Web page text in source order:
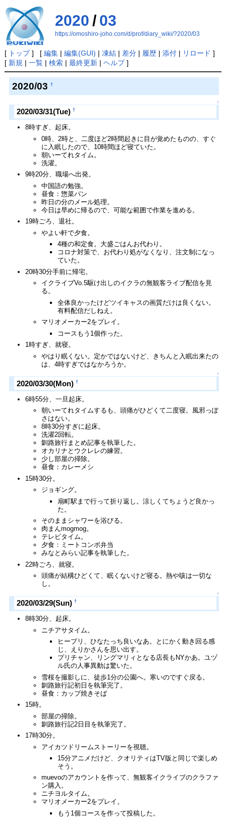
2020 / 03
https://omoshiro-joho.com/d/prof/diary_wiki/?2020/03
[ トップ] [ 編集| 編集(GUI) | 凍結| 差分| 履歴| 添付| リロード ]
[ 新規 | 一覧| 検索| 最終更新| ヘルプ]
2020/03 †
↑
2020/03/31(Tue) †
8時すぎ、起床。
0時、2時と、二度ほど2時間起きに目が覚めたものの、すぐ
に入眠したので、10時間ほど寝ていた。
朝いーてれタイム。
洗濯。
9時20分、職場へ出発。
中国語の勉強。
昼食：惣菜パン
昨日の分のメール処理。
今日は早めに帰るので、可能な範囲で作業を進める。
19時ごろ、退社。
やよい軒で夕食。
4種の和定食。大盛ごはんお代わり。
コロナ対策で、お代わり処がなくなり、注文制になっ
ていた。
20時30分手前に帰宅。
イクライブVo.5駆け出しのイクラの無観客ライブ配信を見
る。
全体良かったけどツイキャスの画質だけは良くない。
有料配信だしねえ。
マリオメーカー2をプレイ。
コースもう1個作った。
1時すぎ、就寝。
やはり眠くない。定かではないけど、きちんと入眠出来たの
は、4時すぎではなかろうか。
↑
2020/03/30(Mon) †
6時55分、一旦起床。
朝いーてれタイムするも、頭痛がひどくて二度寝。風邪っぽ
さはない。
8時30分すぎに起床。
洗濯2回転。
釧路旅行まとめ記事を執筆した。
オカリナとウクレレの練習。
少し部屋の掃除。
昼食：カレーメシ
15時30分。
ジョギング。
扇町駅まで行って折り返し。涼しくてちょうど良かっ
た。
そのままシャワーを浴びる。
肉まんmogmog。
テレビタイム。
夕食：ミートコンボ弁当
みなとみらい記事を執筆した。
22時ごろ、就寝。
頭痛が結構ひどくて、眠くないけど寝る。熱や咳は一切な
し。
↑
2020/03/29(Sun) †
8時30分、起床。
ニチアサタイム。
ヒープリ、ひなたっち良いなあ。とにかく動き回る感
じ、えりかさんを思い出す。
プリチャン、リングマリィとなる店長もNYかあ。ユヅ
ル氏の人事異動は驚いた。
雪桜を撮影しに、徒歩1分の公園へ。寒いのですぐ戻る。
釧路旅行記初日を執筆完了。
昼食：カップ焼きそば
15時。
部屋の掃除。
釧路旅行記2日目を執筆完了。
17時30分。
アイカツドリームストーリーを視聴。
15分アニメだけど、クオリティはTV版と同じで楽しめ
そう。
muevoのアカウントを作って、無観客イクライブのクラファ
ン購入。
ニチヨルタイム。
マリオメーカー2をプレイ。
もう1個コースを作って投稿した。